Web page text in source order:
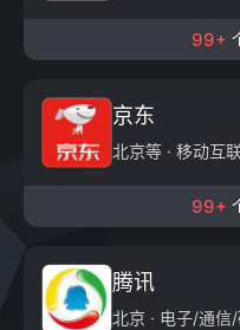
99+
京东
北京等 · 移动互
99+
腾讯
北京 · 电子/通